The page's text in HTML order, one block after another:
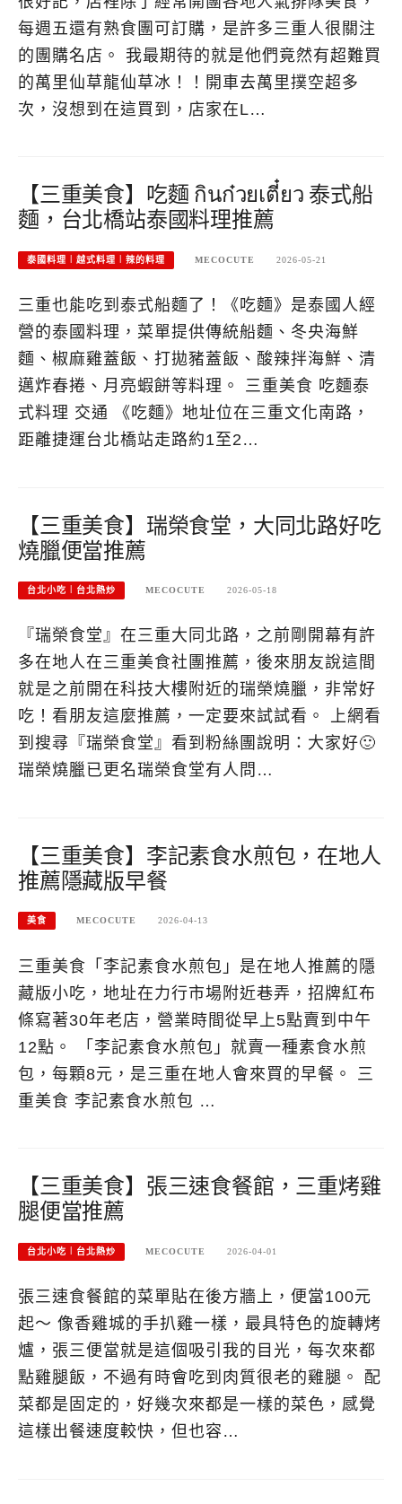
每週五還有熟食團可訂購，是許多三重人很關注
的團購名店。 我最期待的就是他們竟然有超難買
的萬里仙草龍仙草冰！！開車去萬里撲空超多
次，沒想到在這買到，店家在L…
【三重美食】吃麵 กินก๋วยเตี๋ยว 泰式船
麵，台北橋站泰國料理推薦
泰國料理︱越式料理︱辣的料理 MECOCUTE 2026-05-21
三重也能吃到泰式船麵了！《吃麵》是泰國人經
營的泰國料理，菜單提供傳統船麵、冬央海鮮
麵、椒麻雞蓋飯、打拋豬蓋飯、酸辣拌海鮮、清
邁炸春捲、月亮蝦餅等料理。 三重美食 吃麵泰
式料理 交通 《吃麵》地址位在三重文化南路，
距離捷運台北橋站走路約1至2…
【三重美食】瑞榮食堂，大同北路好吃
燒臘便當推薦
台北小吃︱台北熱炒 MECOCUTE 2026-05-18
『瑞榮食堂』在三重大同北路，之前剛開幕有許
多在地人在三重美食社團推薦，後來朋友說這間
就是之前開在科技大樓附近的瑞榮燒臘，非常好
吃！看朋友這麼推薦，一定要來試試看。 上網看
到搜尋『瑞榮食堂』看到粉絲團說明：大家好🙂
瑞榮燒臘已更名瑞榮食堂有人問…
【三重美食】李記素食水煎包，在地人
推薦隱藏版早餐
美食 MECOCUTE 2026-04-13
三重美食「李記素食水煎包」是在地人推薦的隱
藏版小吃，地址在力行市場附近巷弄，招牌紅布
條寫著30年老店，營業時間從早上5點賣到中午
12點。 「李記素食水煎包」就賣一種素食水煎
包，每顆8元，是三重在地人會來買的早餐。 三
重美食 李記素食水煎包 …
【三重美食】張三速食餐館，三重烤雞
腿便當推薦
台北小吃︱台北熱炒 MECOCUTE 2026-04-01
張三速食餐館的菜單貼在後方牆上，便當100元
起～ 像香雞城的手扒雞一樣，最具特色的旋轉烤
爐，張三便當就是這個吸引我的目光，每次來都
點雞腿飯，不過有時會吃到肉質很老的雞腿。 配
菜都是固定的，好幾次來都是一樣的菜色，感覺
這樣出餐速度較快，但也容…